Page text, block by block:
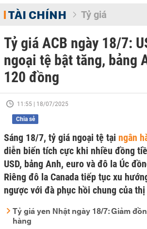
TÀI CHÍNH Tỷ giá
Tỷ giá ACB ngày 18/7:
ngoại tệ bật tăng, bảng
120 đồng
11:55 | 18/07/2025
Chia sẻ
Sáng 18/7, tỷ giá ngoại tệ tại ngân
diễn biến tích cực khi nhiều đồng
USD, bảng Anh, euro và đô la Úc
Riêng đô la Canada tiếp tục xu
ngược với đà phục hồi chung của
Tỷ giá yen Nhật ngày 18/7: Giảm
hàng